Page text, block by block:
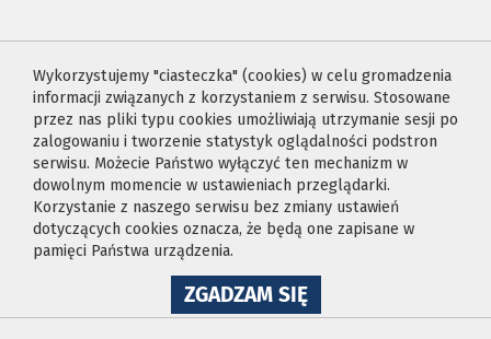
Wykorzystujemy "ciasteczka" (cookies) w celu gromadzenia
informacji związanych z korzystaniem z serwisu. Stosowane
przez nas pliki typu cookies umożliwiają utrzymanie sesji po
zalogowaniu i tworzenie statystyk oglądalności podstron
serwisu. Możecie Państwo wyłączyć ten mechanizm w
dowolnym momencie w ustawieniach przeglądarki.
Korzystanie z naszego serwisu bez zmiany ustawień
dotyczących cookies oznacza, że będą one zapisane w
pamięci Państwa urządzenia.
ZGADZAM SIĘNA
WYKORZYSTANIE